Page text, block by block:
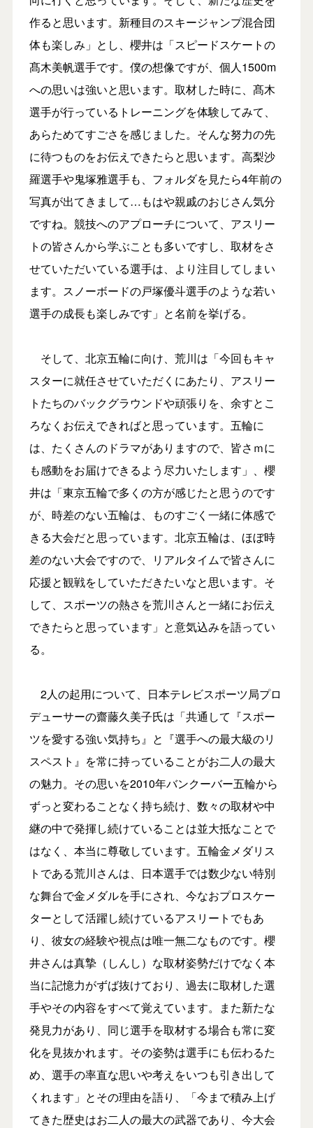
作ると思います。新種目のスキージャンプ混合団
体も楽しみ」とし、櫻井は「スピードスケートの
髙木美帆選手です。僕の想像ですが、個人1500m
への思いは強いと思います。取材した時に、髙木
選手が行っているトレーニングを体験してみて、
あらためてすごさを感じました。そんな努力の先
に待つものをお伝えできたらと思います。高梨沙
羅選手や鬼塚雅選手も、フォルダを見たら4年前の
写真が出てきまして…もはや親戚のおじさん気分
ですね。競技へのアプローチについて、アスリー
トの皆さんから学ぶことも多いですし、取材をさ
せていただいている選手は、より注目してしまい
ます。スノーボードの戸塚優斗選手のような若い
選手の成長も楽しみです」と名前を挙げる。
そして、北京五輪に向け、荒川は「今回もキャ
スターに就任させていただくにあたり、アスリー
トたちのバックグラウンドや頑張りを、余すとこ
ろなくお伝えできればと思っています。五輪に
は、たくさんのドラマがありますので、皆さｍに
も感動をお届けできるよう尽力いたします」、櫻
井は「東京五輪で多くの方が感じたと思うのです
が、時差のない五輪は、ものすごく一緒に体感で
きる大会だと思っています。北京五輪は、ほぼ時
差のない大会ですので、リアルタイムで皆さんに
応援と観戦をしていただきたいなと思います。そ
して、スポーツの熱さを荒川さんと一緒にお伝え
できたらと思っています」と意気込みを語ってい
る。
2人の起用について、日本テレビスポーツ局プロ
デューサーの齋藤久美子氏は「共通して『スポー
ツを愛する強い気持ち』と『選手への最大級のリ
スペスト』を常に持っていることがお二人の最大
の魅力。その思いを2010年バンクーバー五輪から
ずっと変わることなく持ち続け、数々の取材や中
継の中で発揮し続けていることは並大抵なことで
はなく、本当に尊敬しています。五輪金メダリス
トである荒川さんは、日本選手では数少ない特別
な舞台で金メダルを手にされ、今なおプロスケー
ターとして活躍し続けているアスリートでもあ
り、彼女の経験や視点は唯一無二なものです。櫻
井さんは真摯（しんし）な取材姿勢だけでなく本
当に記憶力がずば抜けており、過去に取材した選
手やその内容をすべて覚えています。また新たな
発見力があり、同じ選手を取材する場合も常に変
化を見抜かれます。その姿勢は選手にも伝わるた
め、選手の率直な思いや考えをいつも引き出して
くれます」とその理由を語り、「今まで積み上げ
てきた歴史はお二人の最大の武器であり、今大会